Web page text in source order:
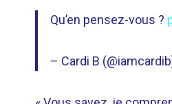
Qu’en pensez-vous ?
– Cardi B